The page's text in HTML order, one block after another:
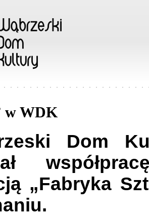
w WDK
Dom
„Fabryka